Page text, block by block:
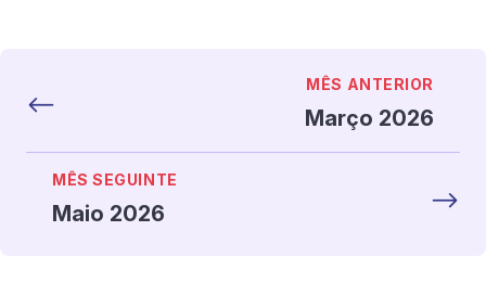
MÊS ANTERIOR
Março 2026
MÊS SEGUINTE
Maio 2026